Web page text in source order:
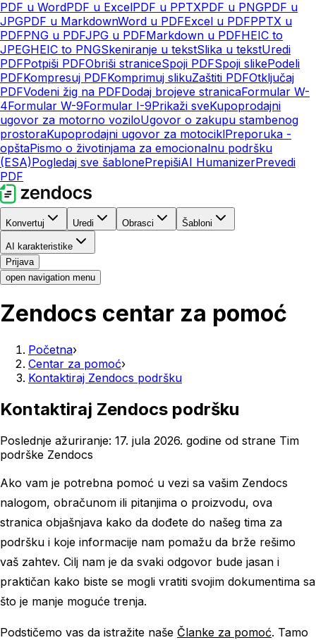
PDF u WordPDF u ExcelPDF u PPTXPDF u PNGPDF u
JPGPDF u MarkdownWord u PDFExcel u PDFPPTX u
PDFPNG u PDFJPG u PDFMarkdown u PDFHEIC to
JPEGHEIC to PNGSkeniranje u tekstSlika u tekstUredi
PDFPotpiši PDFObriši straniceSpoji PDFSpoji slikePodeli
PDFKompresuj PDFKomprimuj slikuZaštiti PDFOtključaj
PDFVodeni žig na PDFDodaj brojeve stranicaFormular W-
4Formular W-9Formular I-9Prikaži sveKupoprodajni
ugovor za motorno voziloUgovor o zakupu stambenog
prostoraKupoprodajni ugovor za motociklPreporuka -
opštaPismo o životinjama za emocionalnu podršku
(ESA)Pogledaj sve šablonePrepišiAI HumanizerPrevedi
PDF
Konvertuj Uredi Obrasci Šabloni
AI karakteristike
Prijava
open navigation menu
Zendocs centar za pomoć
Početna›
Centar za pomoć›
Kontaktiraj Zendocs podršku
Kontaktiraj Zendocs podršku
Poslednje ažuriranje: 17. jula 2026. godine od strane Tim
podrške Zendocs
Ako vam je potrebna pomoć u vezi sa vašim Zendocs
nalogom, obračunom ili pitanjima o proizvodu, ova
stranica objašnjava kako da dođete do našeg tima za
podršku i koje informacije nam pomažu da brže rešimo
vaš zahtev. Cilj nam je da svaki odgovor bude jasan i
praktičan kako biste se mogli vratiti svojim dokumentima sa
što je manje moguće trenja.
Podstičemo vas da istražite naše Članke za pomoć. Tamo